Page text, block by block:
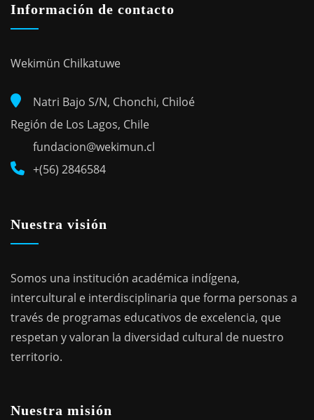
Información de contacto
Wekimün Chilkatuwe
Natri Bajo S/N, Chonchi, Chiloé
Región de Los Lagos, Chile
fundacion@wekimun.cl
+(56) 2846584
Nuestra visión
Somos una institución académica indígena,
intercultural e interdisciplinaria que forma personas a
través de programas educativos de excelencia, que
respetan y valoran la diversidad cultural de nuestro
territorio.
Nuestra misión